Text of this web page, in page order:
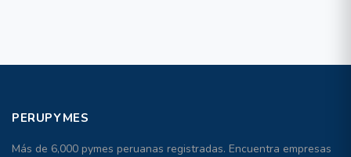
PERUPYMES
Más de 6,000 pymes peruanas registradas. Encuentra empresas